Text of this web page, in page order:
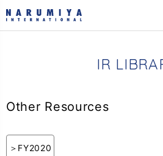
IR LIBRA
Other Resources
FY2020